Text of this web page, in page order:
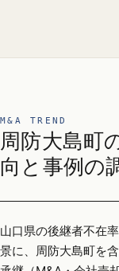
M&A TREND
周防大島町
向と事例の
山口県の後継者不在
景に、周防大島町を